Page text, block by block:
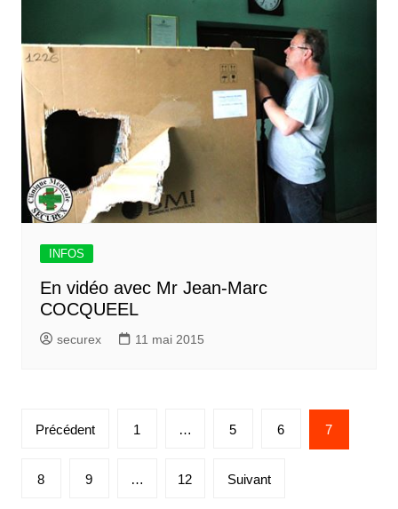
INFOS
En vidéo avec Mr Jean-Marc
COCQUEEL
securex 11 mai 2015
Précédent 1 … 5 6 7
8 9 … 12 Suivant